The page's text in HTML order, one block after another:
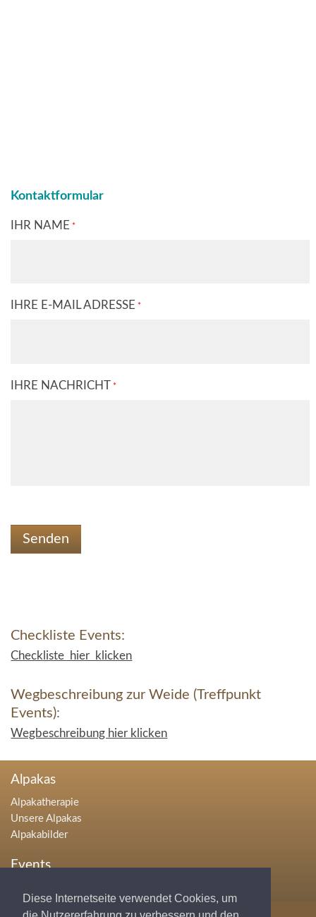
Diese Internetseite verwendet Cookies, um
Kontaktformular
PFLICHTFELD
IHR NAME *
PFLICHTFELD
IHRE E-MAIL ADRESSE *
PFLICHTFELD
IHRE NACHRICHT *
Senden
Checkliste Events:
Checkliste hier klicken
Wegbeschreibung zur Weide (Treffpunkt
Events):
Wegbeschreibung hier klicken
Alpakas
Alpakatherapie
Unsere Alpakas
Alpakabilder
Events
Geburtstage